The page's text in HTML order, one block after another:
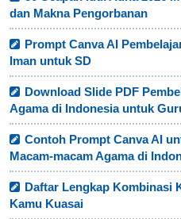
dan Makna Pengorbanan
Prompt Canva AI
Iman untuk SD
Download Slide PDF
Agama di Indonesia untuk
Contoh Prompt Canva AI
Macam-macam Agama di
Daftar Lengkap Kombinasi
Kamu Kuasai